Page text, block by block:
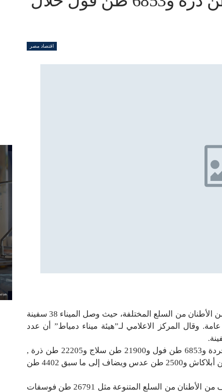
اقتصاد مصر
استقبل ميناء دمياط خلال الأسبوع الماضي عشرات الآلاف من الأطنان من السلع المختلفة، حيث وصل الميناء 38 سفينة
سفينة حاويات وبضائع عامة. وقال المركز الاعلامي لـ”هيئة ميناء دمياط” أن عدد
وأشار المركز الإعلامي إلى أن الميناء استقبل 35313 طن خردة و6853 طن فول و21900 طن سلاج و22205 طن ذرة ,
كما استقبل الميناء 352 طن أبقار (عجول تسمين) و9375 طن أبلاكاش و2500 طن عدس ويضاف إلى ما سبق 4402 طن
وأوضح المركز الإعلامي أن الميناء قام بتصدير عشرات الآلاف من الأطنان من السلع المتنوعة مثل 26791 طن فوسفات